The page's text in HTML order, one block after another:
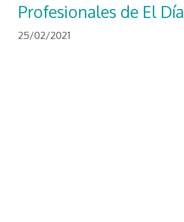
Profesionales de El Día
25/02/2021